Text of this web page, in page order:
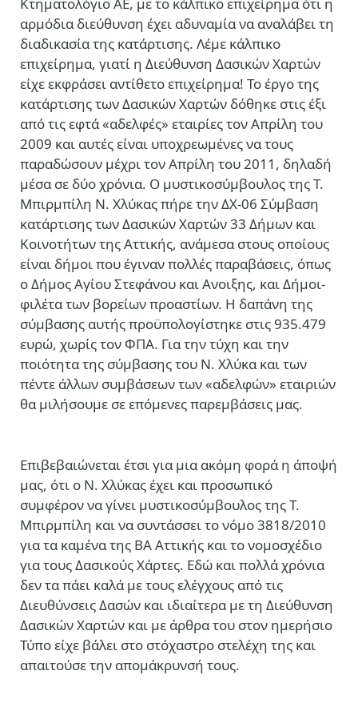
Κτηματολόγιο ΑΕ, με το κάλπικο επιχείρημα ότι η
αρμόδια διεύθυνση έχει αδυναμία να αναλάβει τη
διαδικασία της κατάρτισης. Λέμε κάλπικο
επιχείρημα, γιατί η Διεύθυνση Δασικών Χαρτών
είχε εκφράσει αντίθετο επιχείρημα! Το έργο της
κατάρτισης των Δασικών Χαρτών δόθηκε στις έξι
από τις εφτά «αδελφές» εταιρίες τον Απρίλη του
2009 και αυτές είναι υποχρεωμένες να τους
παραδώσουν μέχρι τον Απρίλη του 2011, δηλαδή
μέσα σε δύο χρόνια. Ο μυστικοσύμβουλος της Τ.
Μπιρμπίλη Ν. Χλύκας πήρε την ΔΧ-06 Σύμβαση
κατάρτισης των Δασικών Χαρτών 33 Δήμων και
Κοινοτήτων της Αττικής, ανάμεσα στους οποίους
είναι δήμοι που έγιναν πολλές παραβάσεις, όπως
ο Δήμος Αγίου Στεφάνου και Ανοιξης, και Δήμοι-
φιλέτα των βορείων προαστίων. Η δαπάνη της
σύμβασης αυτής προϋπολογίστηκε στις 935.479
ευρώ, χωρίς τον ΦΠΑ. Για την τύχη και την
ποιότητα της σύμβασης του Ν. Χλύκα και των
πέντε άλλων συμβάσεων των «αδελφών» εταιριών
θα μιλήσουμε σε επόμενες παρεμβάσεις μας.
Επιβεβαιώνεται έτσι για μια ακόμη φορά η άποψή
μας, ότι ο Ν. Χλύκας έχει και προσωπικό
συμφέρον να γίνει μυστικοσύμβουλος της Τ.
Μπιρμπίλη και να συντάσσει το νόμο 3818/2010
για τα καμένα της ΒΑ Αττικής και το νομοσχέδιο
για τους Δασικούς Χάρτες. Εδώ και πολλά χρόνια
δεν τα πάει καλά με τους ελέγχους από τις
Διευθύνσεις Δασών και ιδιαίτερα με τη Διεύθυνση
Δασικών Χαρτών και με άρθρα του στον ημερήσιο
Τύπο είχε βάλει στο στόχαστρο στελέχη της και
απαιτούσε την απομάκρυνσή τους.